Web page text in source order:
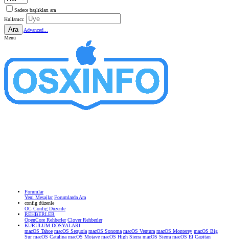
Sadece başlıkları ara
Kullanıcı:
Ara
Advanced...
Menü
Forumlar
Yeni Mesajlar Forumlarda Ara
confıg düzenle
OC Config Düzenle
REHBERLER
OpenCore Rehberler Clover Rehberler
KURULUM DOSYALARI
macOS Tahoe macOS Sequoia macOS Sonoma macOS Ventura macOS Monterey macOS Big
Sur macOS Catalina macOS Mojave macOS High Sierra macOS Sierra macOS El Capitan